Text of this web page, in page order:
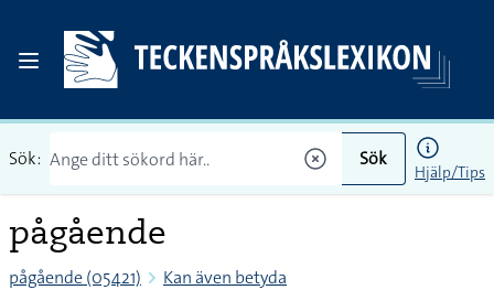
Sök: Sök
Hjälp/Tips
pågående
pågående (05421) Kan även betyda